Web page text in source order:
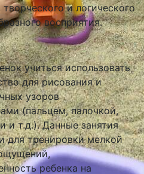
и логического
восприятия.
учиться использовать
для рисования и
узоров
(пальцем, палочкой,
и т.д.). Данные занятия
для тренировки мелкой
ребенка на